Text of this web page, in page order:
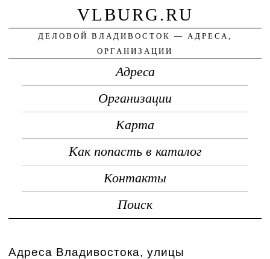
VLBURG.RU
ДЕЛОВОЙ ВЛАДИВОСТОК — АДРЕСА,
ОРГАНИЗАЦИИ
Адреса
Организации
Карта
Как попасть в каталог
Контакты
Поиск
Адреса Владивостока, улицы